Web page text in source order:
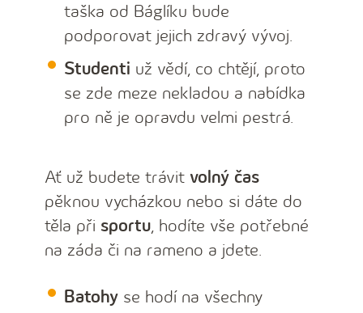
taška od Báglíku bude
podporovat jejich zdravý vývoj.
Studenti už vědí, co chtějí, proto
se zde meze nekladou a nabídka
pro ně je opravdu velmi pestrá.
Ať už budete trávit volný čas
pěknou vycházkou nebo si dáte do
těla při sportu, hodíte vše potřebné
na záda či na rameno a jdete.
Batohy se hodí na všechny